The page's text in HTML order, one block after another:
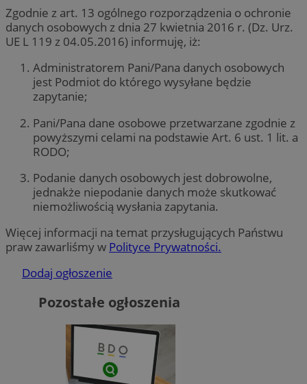
Zgodnie z art. 13 ogólnego rozporządzenia o ochronie
danych osobowych z dnia 27 kwietnia 2016 r. (Dz. Urz.
UE L 119 z 04.05.2016) informuję, iż:
Administratorem Pani/Pana danych osobowych
jest Podmiot do którego wysyłane będzie
zapytanie;
Pani/Pana dane osobowe przetwarzane zgodnie z
powyższymi celami na podstawie Art. 6 ust. 1 lit. a
RODO;
Podanie danych osobowych jest dobrowolne,
jednakże niepodanie danych może skutkować
niemożliwością wysłania zapytania.
Więcej informacji na temat przysługujących Państwu
praw zawarliśmy w Polityce Prywatności.
Dodaj ogłoszenie
Pozostałe ogłoszenia